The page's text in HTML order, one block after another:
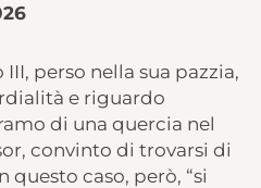
perso nella sua pazzia,
e riguardo
di una quercia nel
convinto di trovarsi di
questo caso, però, “si